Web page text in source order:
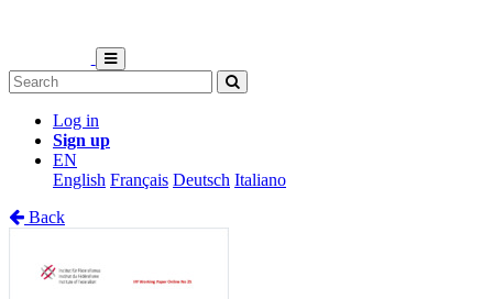
Log in
Sign up
EN
English Français Deutsch Italiano
Back